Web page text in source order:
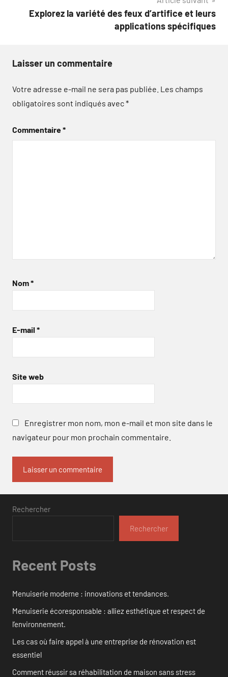
Explorez la variété des feux d’artifice et leurs
applications spécifiques
Laisser un commentaire
Votre adresse e-mail ne sera pas publiée. Les champs
obligatoires sont indiqués avec*
Commentaire*
Nom*
E-mail *
Site web
Enregistrer mon nom, mon e-mail et mon site dans le
navigateur pour mon prochain commentaire.
Rechercher
Rechercher
Recent Posts
Menuiserie moderne : innovations et tendances.
Menuiserie écoresponsable : alliez esthétique et respect de
l’environnement.
Les cas où faire appel à une entreprise de rénovation est
essentiel
Comment réussir sa réhabilitation de maison sans stress